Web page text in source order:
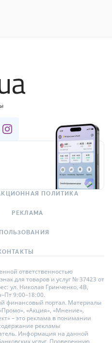
ПОЛИТИКА
РЕКЛАМА
ответственностью
для товаров и услуг № 37423 от
ул. Николая Гринченко, 4В,
9:00–18:00.
финансовый портал. Материалы
«Акция», «Мнение»,
– это реклама в понимании
рекламы
Информация на данной
услуг. Проверенную